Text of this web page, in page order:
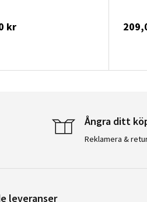
kr
Ångra ditt
Reklamera &
leveranser